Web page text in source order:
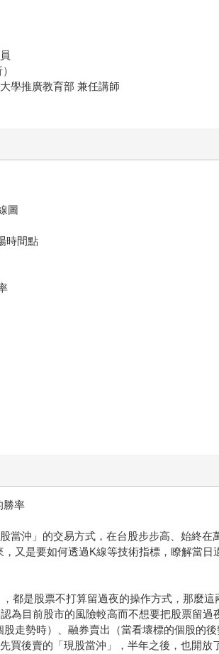
學推廣教育部 兼任講師
圖
時間點
勝率
當沖」的交易方式，在台股步步高、始終
又是要如何透過K線等技術指標，瞭解當日
都是股票不打算留過夜的操作方式，那麼這
為目前股市的風險較高而不想要把股票留
走勢時）、融券賣出（當看壞標的個股的
買後賣的「現股當沖」，半年之後，也開